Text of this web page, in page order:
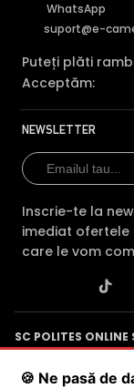
WhatsApp
suport@e-
Puteți plăti
Acceptăm:
NEWSLETTER
Inscrie-te la
imediat ofertele
care le vom
SC POLITES ONLINE
J2015001227161·
Poenaru, Nr. 1,
🍪 Ne pasă de